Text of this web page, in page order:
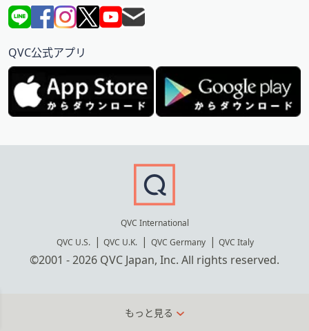
QVC公式アプリ
QVC International
QVC U.S.
QVC U.K. QVC Germany QVC Italy
©2001 - 2026 QVC Japan, Inc. All rights reserved.
もっと見る